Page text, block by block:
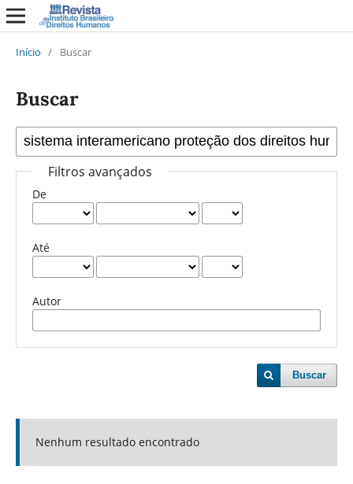
Início / Buscar
Buscar
Filtros avançados
De
Até
Autor
Buscar
Nenhum resultado encontrado